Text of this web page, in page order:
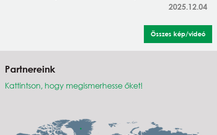
2025.12.04
Összes kép/videó
Partnereink
Kattintson, hogy megismerhesse őket!